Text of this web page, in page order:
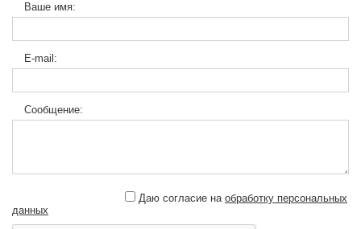
Ваше имя:
E-mail:
Сообщение:
Даю согласие на обработку персональных
данных